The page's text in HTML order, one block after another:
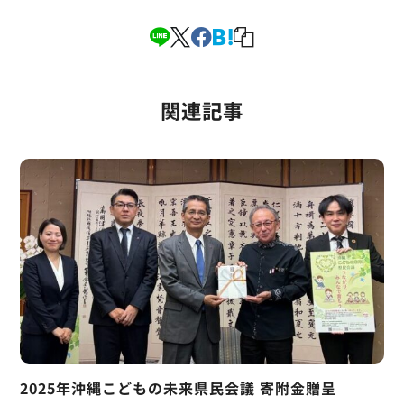
関連記事
2025年沖縄こどもの未来県民会議 寄附金贈呈